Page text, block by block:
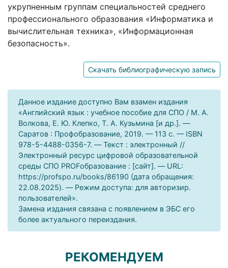
укрупненным группам специальностей среднего
профессионального образования «Информатика и
вычислительная техника», «Информационная
безопасность».
Скачать библиографическую запись
Данное издание доступно Вам взамен издания
«Английский язык : учебное пособие для СПО / М. А.
Волкова, Е. Ю. Клепко, Т. А. Кузьмина [и др.]. —
Саратов : Профобразование, 2019. — 113 c. — ISBN
978-5-4488-0356-7. — Текст : электронный //
Электронный ресурс цифровой образовательной
среды СПО PROFобразование : [сайт]. — URL:
https://profspo.ru/books/86190 (дата обращения:
22.08.2025). — Режим доступа: для авторизир.
пользователей».
Замена издания связана с появлением в ЭБС его
более актуального переиздания.
РЕКОМЕНДУЕМ